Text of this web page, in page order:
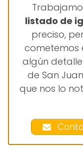
listado de
preciso,
cometemos
algún
de San
que nos lo